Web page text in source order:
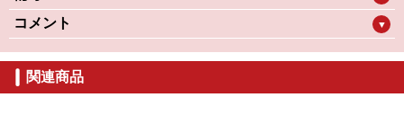
コメント ▼
関連商品